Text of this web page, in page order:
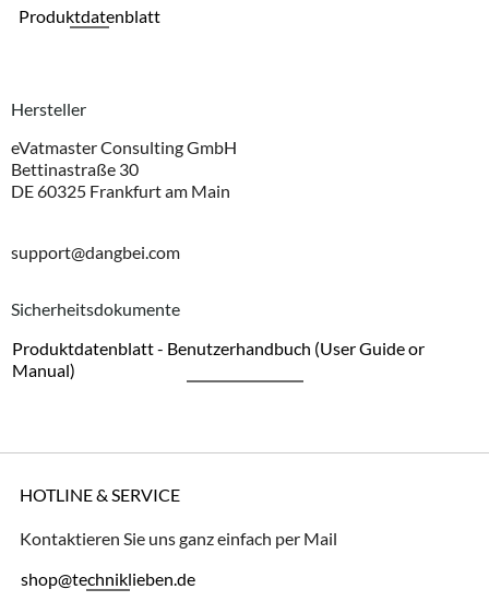
Produktdatenblatt
Hersteller
eVatmaster Consulting GmbH
Bettinastraße 30
DE 60325 Frankfurt am Main
support@dangbei.com
Sicherheitsdokumente
Produktdatenblatt - Benutzerhandbuch (User Guide or
Manual)
HOTLINE & SERVICE
Kontaktieren Sie uns ganz einfach per Mail
shop@techniklieben.de